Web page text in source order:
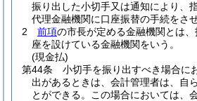
振り出した小切手又は通知により、
代理金融機関に口座振替の手続をさ
2
前項の市長が定める金融機関とは
座を設けている金融機関をいう。
(現金払)
第44条
小切手を振り出すべき場合に
出があるときは、会計管理者は、自
とができる。
この場合においては、